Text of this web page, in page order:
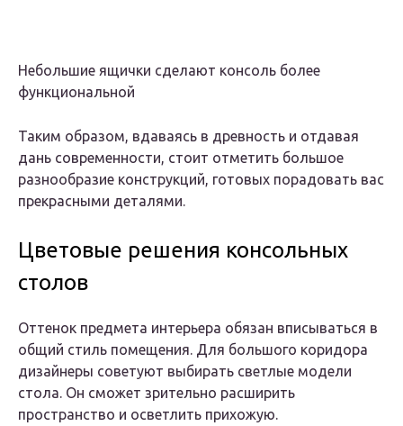
Небольшие ящички сделают консоль более
функциональной
Таким образом, вдаваясь в древность и отдавая
дань современности, стоит отметить большое
разнообразие конструкций, готовых порадовать вас
прекрасными деталями.
Цветовые решения консольных
столов
Оттенок предмета интерьера обязан вписываться в
общий стиль помещения. Для большого коридора
дизайнеры советуют выбирать светлые модели
стола. Он сможет зрительно расширить
пространство и осветлить прихожую.